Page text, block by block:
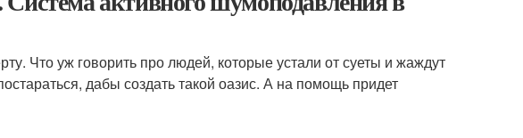
Что уж говорить про людей, которые устали от суеты и жаждут
дабы создать такой оазис. А на помощь придет